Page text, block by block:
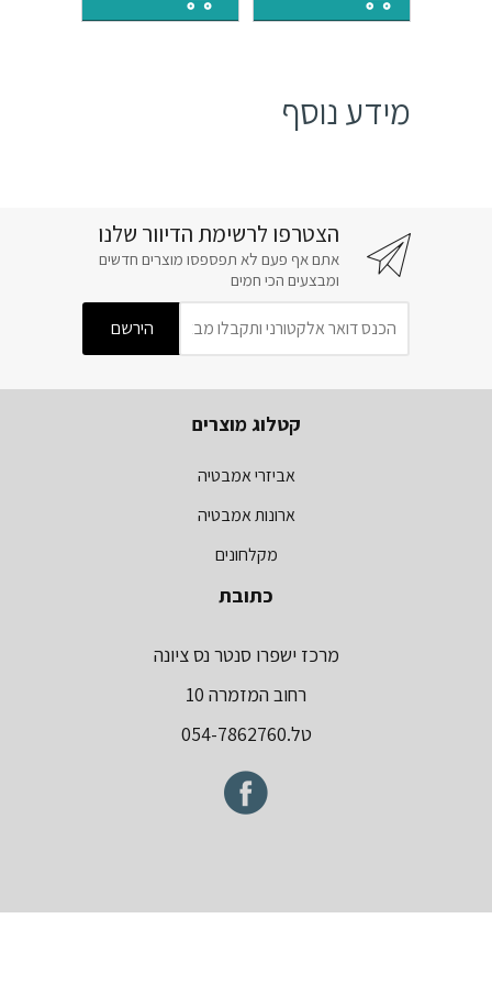
מידע נוסף
הצטרפו לרשימת הדיוור שלנו
אתם אף פעם לא תפספסו מוצרים חדשים
ומבצעים הכי חמים
קטלוג מוצרים
אביזרי אמבטיה
ארונות אמבטיה
מקלחונים
כתובת
מרכז ישפרו סנטר נס ציונה
רחוב המזמרה 10
טל.054-7862760